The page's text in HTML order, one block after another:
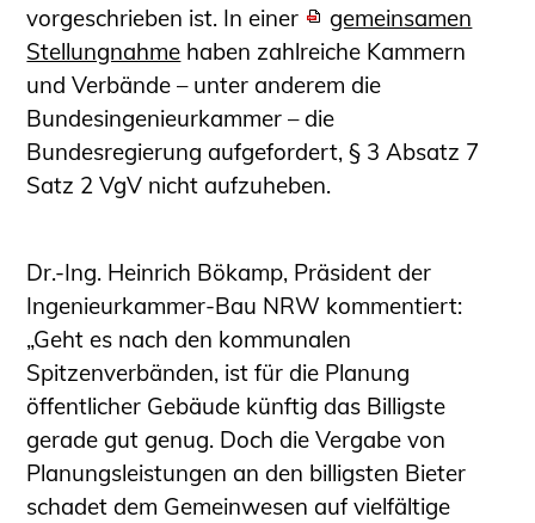
vorgeschrieben ist. In einer
gemeinsamen
Stellungnahme haben zahlreiche Kammern
und Verbände – unter anderem die
Bundesingenieurkammer – die
Bundesregierung aufgefordert, § 3 Absatz 7
Satz 2 VgV nicht aufzuheben.
Dr.-Ing. Heinrich Bökamp, Präsident der
Ingenieurkammer-Bau NRW kommentiert:
„Geht es nach den kommunalen
Spitzenverbänden, ist für die Planung
öffentlicher Gebäude künftig das Billigste
gerade gut genug. Doch die Vergabe von
Planungsleistungen an den billigsten Bieter
schadet dem Gemeinwesen auf vielfältige